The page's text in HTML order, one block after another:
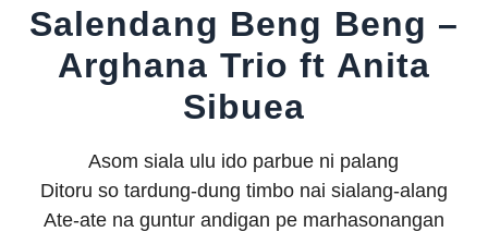
Salendang Beng Beng –
Arghana Trio ft Anita
Sibuea
Asom siala ulu ido parbue ni palang
Ditoru so tardung-dung timbo nai sialang-alang
Ate-ate na guntur andigan pe marhasonangan